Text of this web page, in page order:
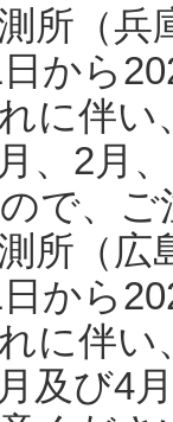
所（
から
に伴い
、2月
で、
所（
から
に伴い
及び4